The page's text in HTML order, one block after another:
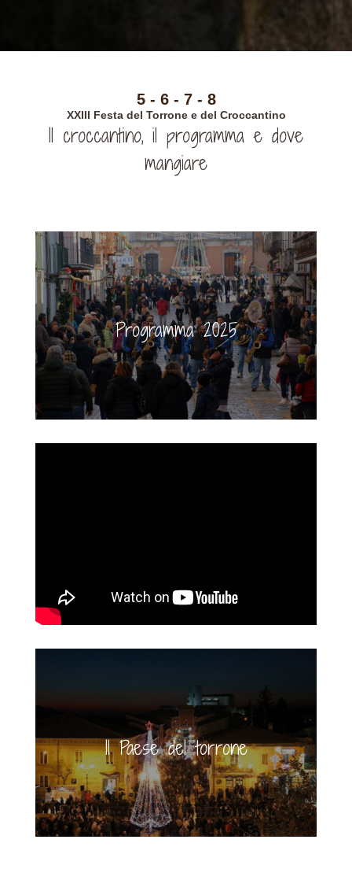
5 - 6 - 7 - 8
XXIII Festa del Torrone e del Croccantino
Il croccantino, il programma e dove
mangiare
Programma 2025
Il Paese del torrone